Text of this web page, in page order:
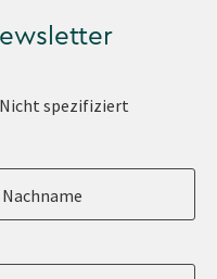
Nicht spezifiziert
Nachname